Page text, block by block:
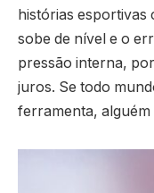
histórias esportivas
sobe de nível e o
pressão interna,
juros. Se todo
ferramenta, alguém